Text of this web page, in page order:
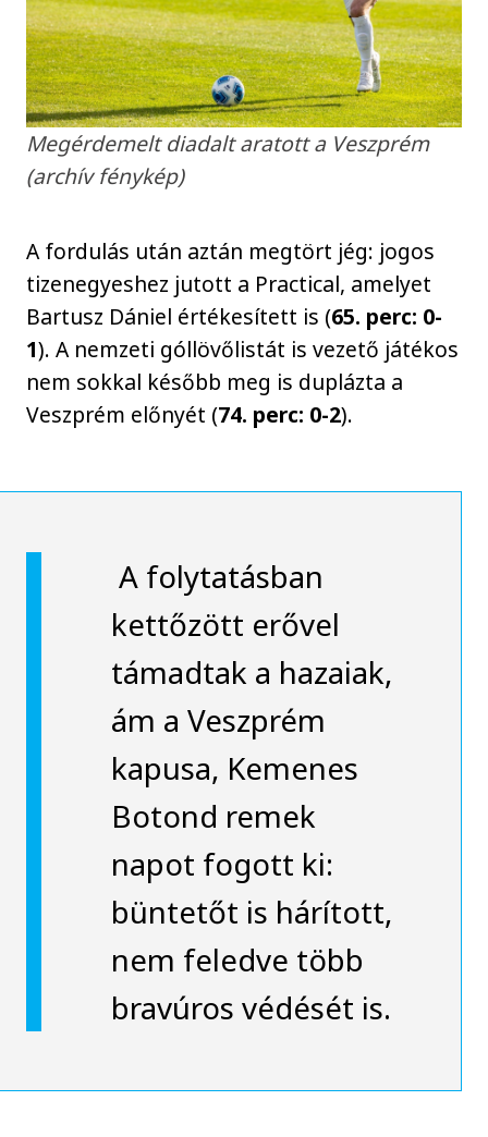
Megérdemelt diadalt aratott a Veszprém
(archív fénykép)
A fordulás után aztán megtört jég: jogos
tizenegyeshez jutott a Practical, amelyet
Bartusz Dániel értékesített is (65. perc: 0-
1). A nemzeti góllövőlistát is vezető játékos
nem sokkal később meg is duplázta a
Veszprém előnyét (74. perc: 0-2).
A folytatásban
kettőzött erővel
támadtak a hazaiak,
ám a Veszprém
kapusa, Kemenes
Botond remek
napot fogott ki:
büntetőt is hárított,
nem feledve több
bravúros védését is.